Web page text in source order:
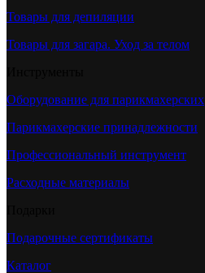
Товары для депиляции
Товары для загара. Уход за телом
Оборудование для парикмахерских
Парикмахерские принадлежности
Профессиональный инструмент
Расходные материалы
Подарочные сертификаты
Каталог